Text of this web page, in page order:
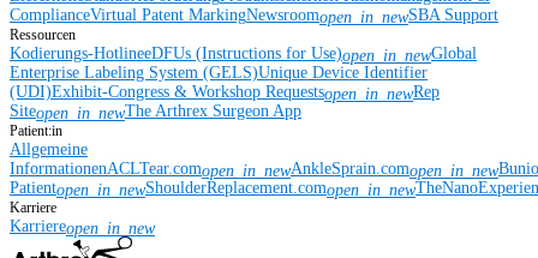
ComplianceVirtual Patent MarkingNewsroomopen_in_newSBA Support
Ressourcen
Kodierungs-HotlineeDFUs (Instructions for Use)open_in_newGlobal
Enterprise Labeling System (GELS)Unique Device Identifier
(UDI)Exhibit-Congress & Workshop Requestsopen_in_newRep
Siteopen_in_newThe Arthrex Surgeon App
Patient:in
Allgemeine
InformationenACLTear.comopen_in_newAnkleSprain.comopen_in_new
Patientopen_in_newShoulderReplacement.comopen_in_new
Karriere
Karriereopen_in_new